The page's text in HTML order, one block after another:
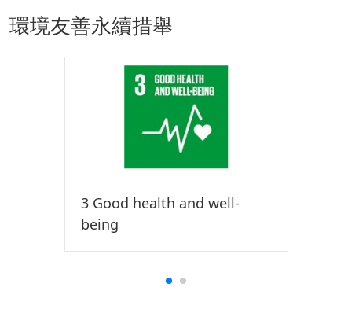
環境友善永續措舉
3 Good health and well-
being